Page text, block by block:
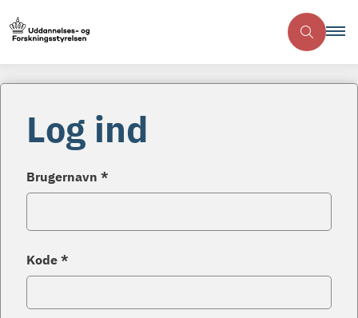
Log ind
Brugernavn *
Kode *